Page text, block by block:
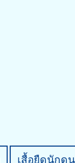
เสื้อยืดนักด